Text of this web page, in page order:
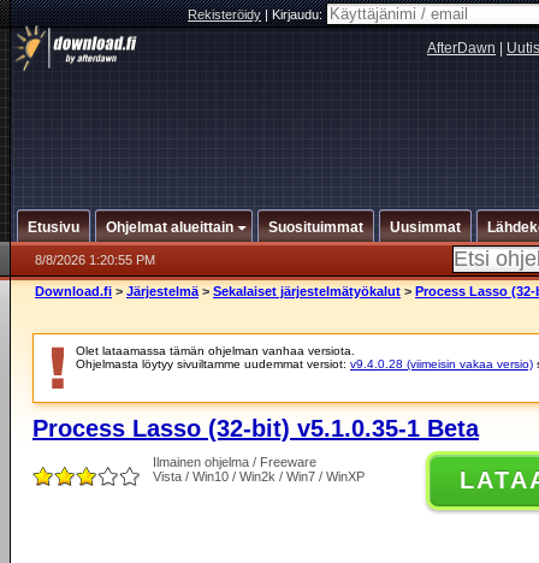
Rekisteröidy|Kirjaudu:
AfterDawn
Etusivu Ohjelmat alueittain Suosituimmat Uusimmat
8/8/2026 1:20:55 PM
Download.fi > Järjestelmä > Sekalaiset järjestelmätyökalut > Process Lasso
Olet lataamassa tämän ohjelman vanhaa versiota.
Ohjelmasta löytyy sivuiltamme uudemmat versiot: v9.4.0.28 (viimeisin vakaa versio)
Process Lasso (32-bit) v5.1.0.35-1 Beta
Ilmainen ohjelma / Freeware
Vista / Win10 / Win2k / Win7 / WinXP